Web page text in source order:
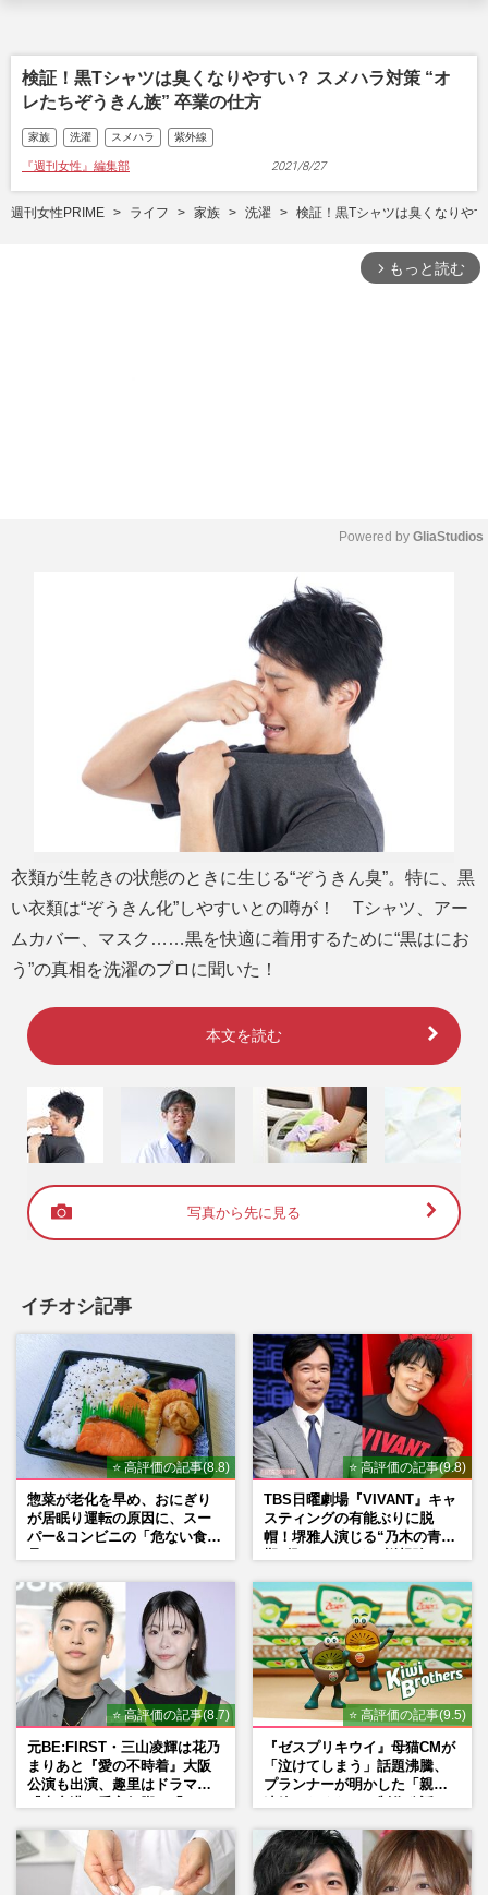
検証！黒Tシャツは臭くなりやすい？ スメハラ対策 “オ
レたちぞうきん族” 卒業の仕方
家族 洗濯 スメハラ 紫外線
『週刊女性』編集部 2021/8/27
週刊女性PRIME ライフ 家族 洗濯 検証！黒Tシャツは臭くなりや
arrow_forward_ios もっと読む
Powered by GliaStudios
衣類が生乾きの状態のときに生じる“ぞうきん臭”。特に、黒
い衣類は“ぞうきん化”しやすいとの噂が！ Tシャツ、アー
ムカバー、マスク……黒を快適に着用するために“黒はにお
う”の真相を洗濯のプロに聞いた！
本文を読む
写真から先に見る
イチオシ記事
⭐ 高評価の記事(8.8)
惣菜が老化を早め、おにぎり
が居眠り運転の原因に、スー
パー&コンビニの「危ない食
⭐ 高評価の記事(9.8)
TBS日曜劇場『VIVANT』キャ
スティングの有能ぶりに脱
帽！堺雅人演じる“乃木の青年
マン長男・櫻井海音だった
⭐ 高評価の記事(8.7)
元BE:FIRST・三山凌輝は花乃
まりあと『愛の不時着』大阪
公演も出演、趣里はドラマ
⭐ 高評価の記事(9.5)
『ゼスプリキウイ』母猫CMが
「泣けてしまう」話題沸騰、
プランナーが明かした「親に